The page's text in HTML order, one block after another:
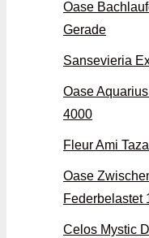
Oase
Gerade
Sansevieria
Oase
4000
Fleur Ami
Oase
Federbelastet
Celos Mystic